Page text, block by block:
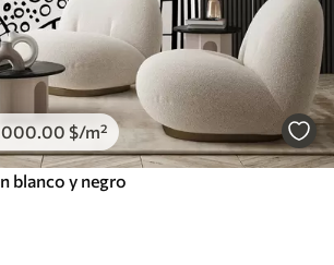
.00 $/m²
blanco y negro